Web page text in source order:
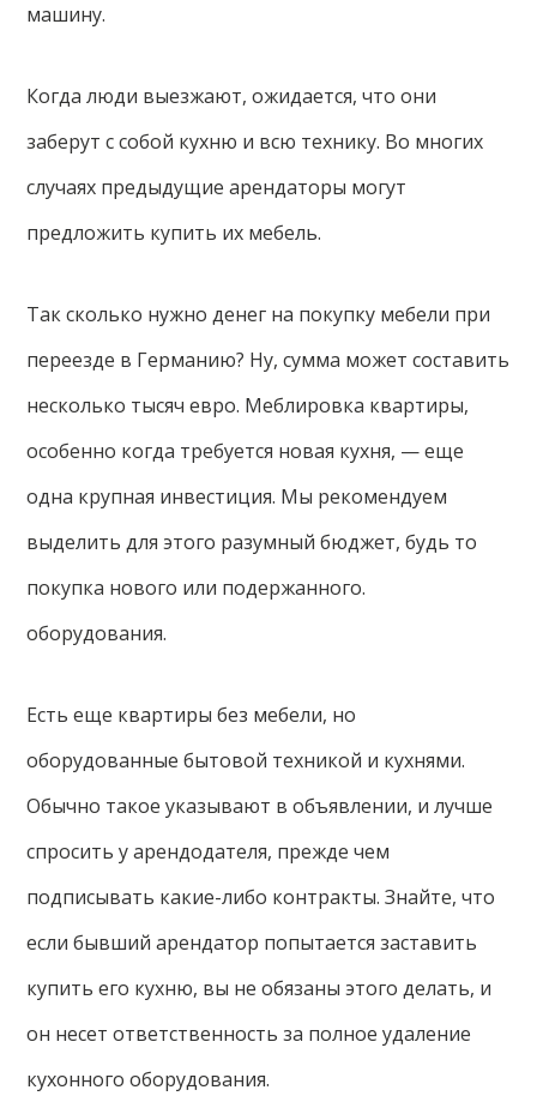
машину.
Когда люди выезжают, ожидается, что они
заберут с собой кухню и всю технику. Во многих
случаях предыдущие арендаторы могут
предложить купить их мебель.
Так сколько нужно денег на покупку мебели при
переезде в Германию? Ну, сумма может составить
несколько тысяч евро. Меблировка квартиры,
особенно когда требуется новая кухня, — еще
одна крупная инвестиция. Мы рекомендуем
выделить для этого разумный бюджет, будь то
покупка нового или подержанного.
оборудования.
Есть еще квартиры без мебели, но
оборудованные бытовой техникой и кухнями.
Обычно такое указывают в объявлении, и лучше
спросить у арендодателя, прежде чем
подписывать какие-либо контракты. Знайте, что
если бывший арендатор попытается заставить
купить его кухню, вы не обязаны этого делать, и
он несет ответственность за полное удаление
кухонного оборудования.